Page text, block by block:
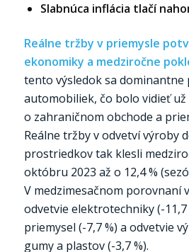
Slabnúca inflácia tlačí
Reálne tržby v priemysle
ekonomiky a medziročne
tento výsledok sa dominantne
automobiliek, čo bolo vidieť už
o zahraničnom obchode a
Reálne tržby v odvetví výroby
prostriedkov tak klesli
októbru 2023 až o 12,4 %
V medzimesačnom porovnaní
odvetvie elektrotechniky (-11,7
priemysel (-7,7 %) a odvetvie
gumy a plastov (-3,7 %).